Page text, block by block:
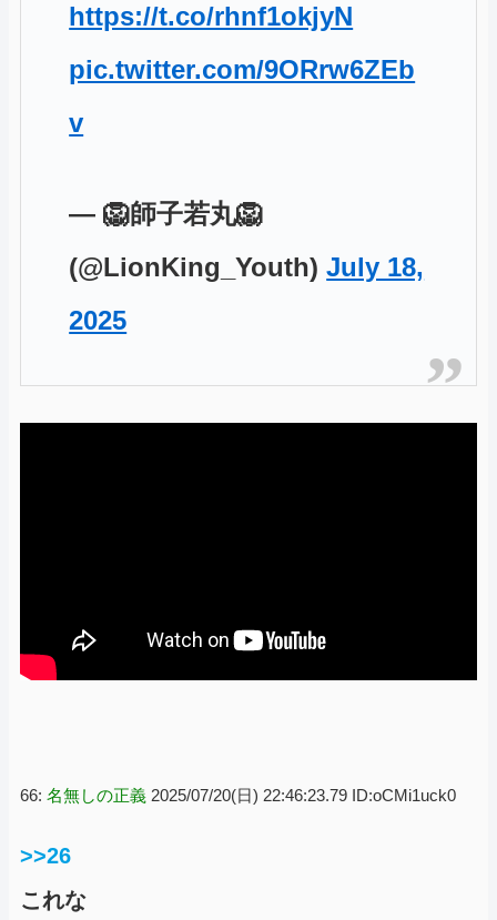
https://t.co/rhnf1okjyN
pic.twitter.com/9ORrw6ZEb
v
— 🦁師子若丸🦁
(@LionKing_Youth)July 18,
2025
66: 名無しの正義 2025/07/20(日) 22:46:23.79 ID:oCMi1uck0
>>26
これな